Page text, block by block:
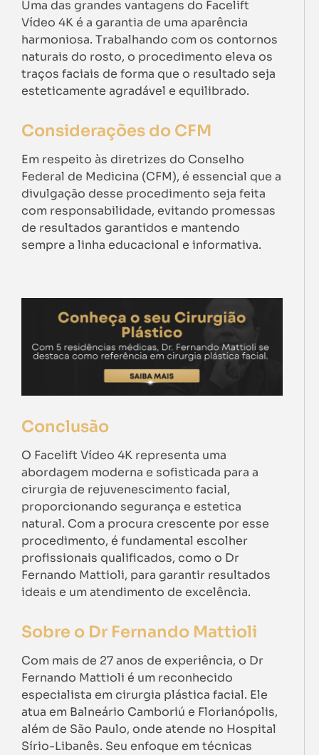
Uma das grandes vantagens do Facelift
Vídeo 4K é a garantia de uma aparência
harmoniosa. Trabalhando com os contornos
naturais do rosto, o procedimento eleva os
traços faciais de forma que o resultado seja
esteticamente agradável e equilibrado.
Considerações do CFM
Em respeito às diretrizes do Conselho
Federal de Medicina (CFM), é essencial que a
divulgação desse procedimento seja feita
com responsabilidade, evitando promessas
de resultados garantidos e mantendo
sempre a linha educacional e informativa.
Conclusão
O Facelift Vídeo 4K representa uma
abordagem moderna e sofisticada para a
cirurgia de rejuvenescimento facial,
proporcionando segurança e estetica
natural. Com a procura crescente por esse
procedimento, é fundamental escolher
profissionais qualificados, como o Dr
Fernando Mattioli, para garantir resultados
ideais e um atendimento de excelência.
Sobre o Dr Fernando Mattioli
Com mais de 27 anos de experiência, o Dr
Fernando Mattioli é um reconhecido
especialista em cirurgia plástica facial. Ele
atua em Balneário Camboriú e Florianópolis,
além de São Paulo, onde atende no Hospital
Sírio-Libanês. Seu enfoque em técnicas